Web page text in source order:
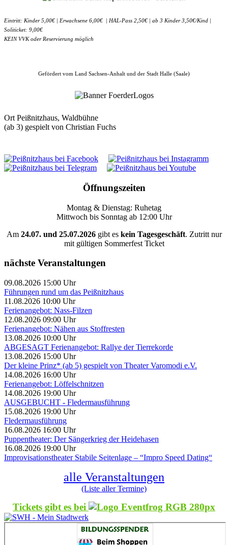
Eintritt: Kinder 5,00€ | Erwachsene 6,00€ | HAL-Pass 2,50€ | ab 3 Kinder 3,50€/Kind |
Soliticket: 9,00€
KEIN VVK oder Reservierung möglich
Gefördert vom Land Sachsen-Anhalt und der Stadt Halle (Saale)
Ort Peißnitzhaus, Waldbühne
(ab 3) gespielt von Christian Fuchs
Öffnungszeiten
Montag & Dienstag: Ruhetag
Mittwoch bis Sonntag ab 12:00 Uhr
Am 24.07. und 25.07.2026gibt eskein Tagesgeschäft. Zutritt nur
mit gültigen Sommerfest Ticket
nächste Veranstaltungen
09.08.2026 15:00 Uhr
Führungen rund um das Peißnitzhaus
11.08.2026 10:00 Uhr
Ferienangebot: Nass-Filzen
12.08.2026 09:00 Uhr
Ferienangebot: Nähen aus Stoffresten
13.08.2026 10:00 Uhr
ABGESAGT Ferienangebot: Rallye der Tierrekorde
13.08.2026 15:00 Uhr
Der kleine Prinz* (ab 5) gespielt von Theater Varomodi e.V.
14.08.2026 16:00 Uhr
Ferienangebot: Löffelschnitzen
14.08.2026 19:00 Uhr
AUSGEBUCHT - Fledermausführung
15.08.2026 19:00 Uhr
Fledermausführung
16.08.2026 16:00 Uhr
Puppentheater: Der Sängerkrieg der Heidehasen
16.08.2026 19:00 Uhr
Improvisationstheater Stabile Seitenlage – “Impro Speed Dating“
alle Veranstaltungen
(Liste aller Termine)
Tickets gibt es bei